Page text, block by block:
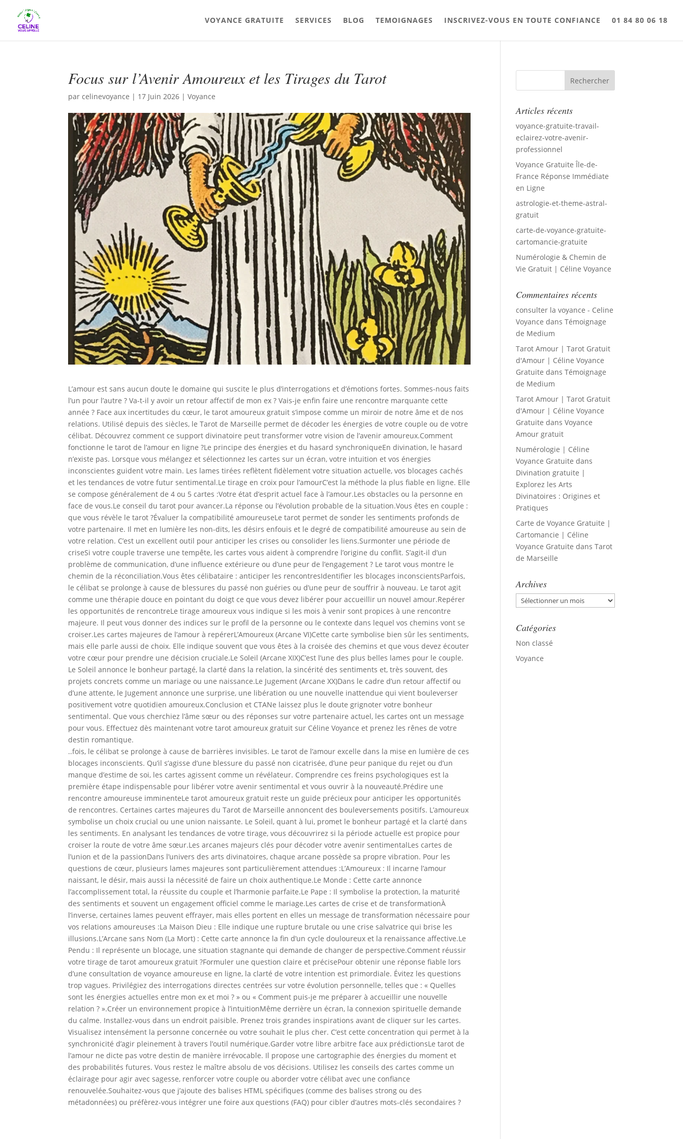
VOYANCE GRATUITE SERVICES BLOG TEMOIGNAGES INSCRIVEZ-VOUS EN TOUTE CONFIANCE 01 84 80 06 18
Focus sur l’Avenir Amoureux et les Tirages du Tarot
parcelinevoyance | 17 Juin 2026 |Voyance
L’amour est sans aucun doute le domaine qui suscite le plus d’interrogations et d’émotions fortes. Sommes-nous faits
l’un pour l’autre ? Va-t-il y avoir un retour affectif de mon ex ? Vais-je enfin faire une rencontre marquante cette
année ? Face aux incertitudes du cœur, le tarot amoureux gratuit s’impose comme un miroir de notre âme et de nos
relations. Utilisé depuis des siècles, le Tarot de Marseille permet de décoder les énergies de votre couple ou de votre
célibat. Découvrez comment ce support divinatoire peut transformer votre vision de l’avenir amoureux.Comment
fonctionne le tarot de l’amour en ligne ?Le principe des énergies et du hasard synchroniqueEn divination, le hasard
n’existe pas. Lorsque vous mélangez et sélectionnez les cartes sur un écran, votre intuition et vos énergies
inconscientes guident votre main. Les lames tirées reflètent fidèlement votre situation actuelle, vos blocages cachés
et les tendances de votre futur sentimental.Le tirage en croix pour l’amourC’est la méthode la plus fiable en ligne. Elle
se compose généralement de 4 ou 5 cartes :Votre état d’esprit actuel face à l’amour.Les obstacles ou la personne en
face de vous.Le conseil du tarot pour avancer.La réponse ou l’évolution probable de la situation.Vous êtes en couple :
que vous révèle le tarot ?Évaluer la compatibilité amoureuseLe tarot permet de sonder les sentiments profonds de
votre partenaire. Il met en lumière les non-dits, les désirs enfouis et le degré de compatibilité amoureuse au sein de
votre relation. C’est un excellent outil pour anticiper les crises ou consolider les liens.Surmonter une période de
criseSi votre couple traverse une tempête, les cartes vous aident à comprendre l’origine du conflit. S’agit-il d’un
problème de communication, d’une influence extérieure ou d’une peur de l’engagement ? Le tarot vous montre le
chemin de la réconciliation.Vous êtes célibataire : anticiper les rencontresIdentifier les blocages inconscientsParfois,
le célibat se prolonge à cause de blessures du passé non guéries ou d’une peur de souffrir à nouveau. Le tarot agit
comme une thérapie douce en pointant du doigt ce que vous devez libérer pour accueillir un nouvel amour.Repérer
les opportunités de rencontreLe tirage amoureux vous indique si les mois à venir sont propices à une rencontre
majeure. Il peut vous donner des indices sur le profil de la personne ou le contexte dans lequel vos chemins vont se
croiser.Les cartes majeures de l’amour à repérerL’Amoureux (Arcane VI)Cette carte symbolise bien sûr les sentiments,
mais elle parle aussi de choix. Elle indique souvent que vous êtes à la croisée des chemins et que vous devez écouter
votre cœur pour prendre une décision cruciale.Le Soleil (Arcane XIX)C’est l’une des plus belles lames pour le couple.
Le Soleil annonce le bonheur partagé, la clarté dans la relation, la sincérité des sentiments et, très souvent, des
projets concrets comme un mariage ou une naissance.Le Jugement (Arcane XX)Dans le cadre d’un retour affectif ou
d’une attente, le Jugement annonce une surprise, une libération ou une nouvelle inattendue qui vient bouleverser
positivement votre quotidien amoureux.Conclusion et CTANe laissez plus le doute grignoter votre bonheur
sentimental. Que vous cherchiez l’âme sœur ou des réponses sur votre partenaire actuel, les cartes ont un message
pour vous. Effectuez dès maintenant votre tarot amoureux gratuit sur Céline Voyance et prenez les rênes de votre
destin romantique.
..fois, le célibat se prolonge à cause de barrières invisibles. Le tarot de l’amour excelle dans la mise en lumière de ces
blocages inconscients. Qu’il s’agisse d’une blessure du passé non cicatrisée, d’une peur panique du rejet ou d’un
manque d’estime de soi, les cartes agissent comme un révélateur. Comprendre ces freins psychologiques est la
première étape indispensable pour libérer votre avenir sentimental et vous ouvrir à la nouveauté.Prédire une
rencontre amoureuse imminenteLe tarot amoureux gratuit reste un guide précieux pour anticiper les opportunités
de rencontres. Certaines cartes majeures du Tarot de Marseille annoncent des bouleversements positifs. L’amoureux
symbolise un choix crucial ou une union naissante. Le Soleil, quant à lui, promet le bonheur partagé et la clarté dans
les sentiments. En analysant les tendances de votre tirage, vous découvrirez si la période actuelle est propice pour
croiser la route de votre âme sœur.Les arcanes majeurs clés pour décoder votre avenir sentimentalLes cartes de
l’union et de la passionDans l’univers des arts divinatoires, chaque arcane possède sa propre vibration. Pour les
questions de cœur, plusieurs lames majeures sont particulièrement attendues :L’Amoureux : Il incarne l’amour
naissant, le désir, mais aussi la nécessité de faire un choix authentique.Le Monde : Cette carte annonce
l’accomplissement total, la réussite du couple et l’harmonie parfaite.Le Pape : Il symbolise la protection, la maturité
des sentiments et souvent un engagement officiel comme le mariage.Les cartes de crise et de transformationÀ
l’inverse, certaines lames peuvent effrayer, mais elles portent en elles un message de transformation nécessaire pour
vos relations amoureuses :La Maison Dieu : Elle indique une rupture brutale ou une crise salvatrice qui brise les
illusions.L’Arcane sans Nom (La Mort) : Cette carte annonce la fin d’un cycle douloureux et la renaissance affective.Le
Pendu : Il représente un blocage, une situation stagnante qui demande de changer de perspective.Comment réussir
votre tirage de tarot amoureux gratuit ?Formuler une question claire et précisePour obtenir une réponse fiable lors
d’une consultation de voyance amoureuse en ligne, la clarté de votre intention est primordiale. Évitez les questions
trop vagues. Privilégiez des interrogations directes centrées sur votre évolution personnelle, telles que : « Quelles
sont les énergies actuelles entre mon ex et moi ? » ou « Comment puis-je me préparer à accueillir une nouvelle
relation ? ».Créer un environnement propice à l’intuitionMême derrière un écran, la connexion spirituelle demande
du calme. Installez-vous dans un endroit paisible. Prenez trois grandes inspirations avant de cliquer sur les cartes.
Visualisez intensément la personne concernée ou votre souhait le plus cher. C’est cette concentration qui permet à la
synchronicité d’agir pleinement à travers l’outil numérique.Garder votre libre arbitre face aux prédictionsLe tarot de
l’amour ne dicte pas votre destin de manière irrévocable. Il propose une cartographie des énergies du moment et
des probabilités futures. Vous restez le maître absolu de vos décisions. Utilisez les conseils des cartes comme un
éclairage pour agir avec sagesse, renforcer votre couple ou aborder votre célibat avec une confiance
renouvelée.Souhaitez-vous que j’ajoute des balises HTML spécifiques (comme des balises strong ou des
métadonnées) ou préfèrez-vous intégrer une foire aux questions (FAQ) pour cibler d’autres mots-clés secondaires ?
Articles récents
voyance-gratuite-travail-
eclairez-votre-avenir-
professionnel
Voyance Gratuite Île-de-
France Réponse Immédiate
en Ligne
astrologie-et-theme-astral-
gratuit
carte-de-voyance-gratuite-
cartomancie-gratuite
Numérologie & Chemin de
Vie Gratuit | Céline Voyance
Commentaires récents
consulter la voyance - Celine
Voyance dansTémoignage
de Medium
Tarot Amour | Tarot Gratuit
d'Amour | Céline Voyance
Gratuite dansTémoignage
de Medium
Tarot Amour | Tarot Gratuit
d'Amour | Céline Voyance
Gratuite dansVoyance
Amour gratuit
Numérologie | Céline
Voyance Gratuite dans
Divination gratuite |
Explorez les Arts
Divinatoires : Origines et
Pratiques
Carte de Voyance Gratuite |
Cartomancie | Céline
Voyance Gratuite dansTarot
de Marseille
Archives
Archives
Catégories
Non classé
Voyance